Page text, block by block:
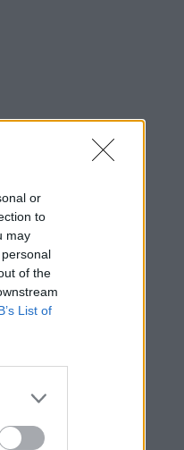
or
to
may
of the
List of